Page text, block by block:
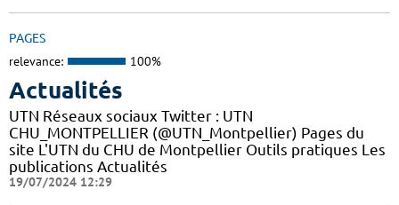
PAGES
relevance: 100%
Actualités
UTN Réseaux sociaux Twitter : UTN
CHU_MONTPELLIER (@UTN_Montpellier) Pages du
site L'UTN du CHU de Montpellier Outils pratiques Les
publications Actualités
19/07/2024 12:29